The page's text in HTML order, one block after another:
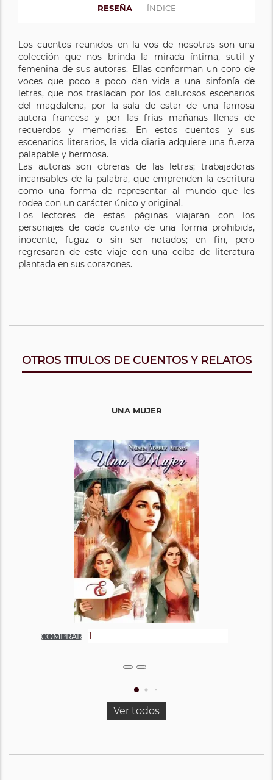
RESEÑA ÍNDICE
Los cuentos reunidos en la vos de nosotras son una
colección que nos brinda la mirada íntima, sutil y
femenina de sus autoras. Ellas conforman un coro de
voces que poco a poco dan vida a una sinfonía de
letras, que nos trasladan por los calurosos escenarios
del magdalena, por la sala de estar de una famosa
autora francesa y por las frias mañanas llenas de
recuerdos y memorias. En estos cuentos y sus
escenarios literarios, la vida diaria adquiere una fuerza
palapable y hermosa.
Las autoras son obreras de las letras; trabajadoras
incansables de la palabra, que emprenden la escritura
como una forma de representar al mundo que les
rodea con un carácter único y original.
Los lectores de estas páginas viajaran con los
personajes de cada cuanto de una forma prohibida,
inocente, fugaz o sin ser notados; en fin, pero
regresaran de este viaje con una ceiba de literatura
plantada en sus corazones.
OTROS TITULOS DE CUENTOS Y RELATOS
UNA MUJER
Ver todos